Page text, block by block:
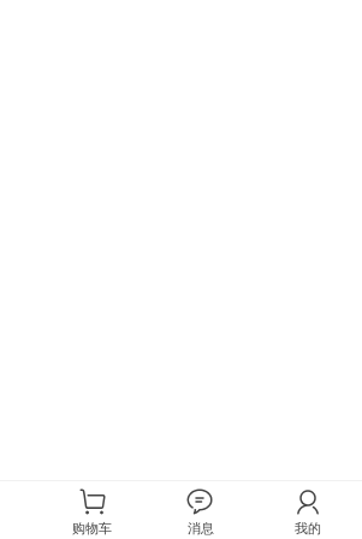
购物车 消息 我的